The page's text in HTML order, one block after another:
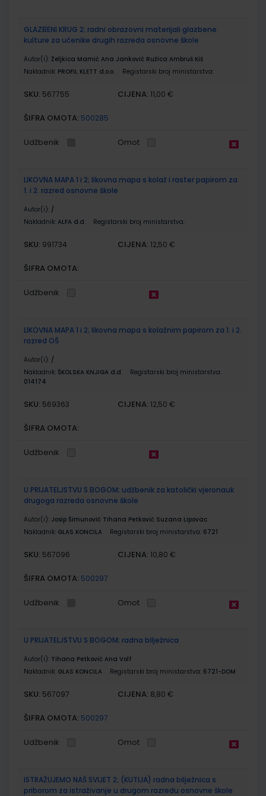
GLAZBENI KRUG 2; radni obrazovni materijali glazbene
kulture za učenike drugih razreda osnovne škole
Autor(i): Željkica Mamić Ana Janković Ružica Ambruš Kiš
Nakladnik: PROFIL KLETT d.o.o. Registarski broj ministarstva:
SKU: 567755 CIJENA: 11,00 €
ŠIFRA OMOTA: 500285
Udžbenik Omot
LIKOVNA MAPA 1 i 2; likovna mapa s kolaž i raster papirom za
1. i 2. razred osnovne škole
Autor(i): /
Nakladnik: ALFA d.d. Registarski broj ministarstva:
SKU: 991734 CIJENA: 12,50 €
ŠIFRA OMOTA:
Udžbenik
LIKOVNA MAPA 1 i 2; likovna mapa s kolažnim papirom za 1. i 2.
razred OŠ
Autor(i): /
Nakladnik: ŠKOLSKA KNJIGA d.d.
Registarski broj ministarstva:
014174
SKU: 569363 CIJENA: 12,50 €
ŠIFRA OMOTA:
Udžbenik
U PRIJATELJSTVU S BOGOM; udžbenik za katolički vjeronauk
drugoga razreda osnovne škole
Autor(i): Josip Šimunović Tihana Petković Suzana Lipovac
Nakladnik: GLAS KONCILA Registarski broj ministarstva: 6721
SKU: 567096 CIJENA: 10,80 €
ŠIFRA OMOTA: 500297
Udžbenik Omot
U PRIJATELJSTVU S BOGOM; radna bilježnica
Autor(i): Tihana Petković Ana Volf
Nakladnik: GLAS KONCILA Registarski broj ministarstva: 6721-DOM
SKU: 567097 CIJENA: 8,80 €
ŠIFRA OMOTA: 500297
Udžbenik Omot
ISTRAŽUJEMO NAŠ SVIJET 2; (KUTIJA) radna bilježnica s
priborom za istraživanje u drugom razredu osnovne škole